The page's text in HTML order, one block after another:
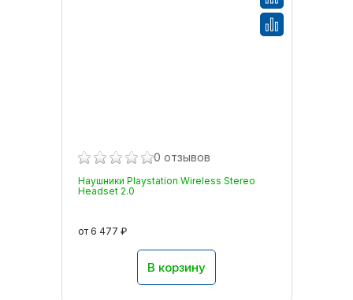
0 отзывов
Наушники Playstation Wireless Stereo
Headset 2.0
от 6 477 ₽
В корзину